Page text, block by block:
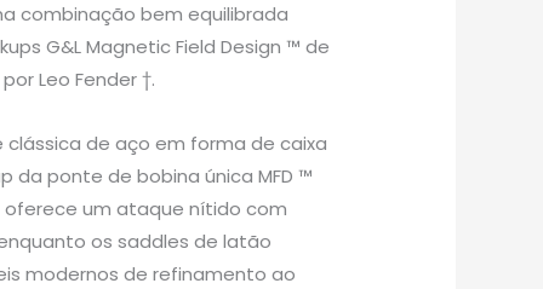
combinação bem equilibrada
G&L Magnetic Field Design ™ de
Leo Fender †.
clássica de aço em forma de caixa
da ponte de bobina única MFD ™
oferece um ataque nítido com
os saddles de latão
modernos de refinamento ao